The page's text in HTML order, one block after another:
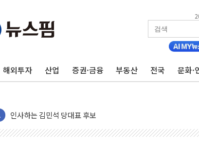
해외투자 산업 증권·금융 부동산 전국 문화·
포항시 재난예산 40억 긴급 투입…고수온 양식장 복구·지원 '
울진·영덕 '호우특보'-포항 '산사태 주의보'...경북도, 호우 피해·
[종합] 김민석, 정청래에 '0.86%p' 차 재역전 성공...金
인천 합동연설회 나선 송영길·정청래·김민석 당대표 후보
인사하는 김민석 당대표 후보
[속보] 민주, 제주·인천 경선 결과 발표...김민석 47.75% 정청